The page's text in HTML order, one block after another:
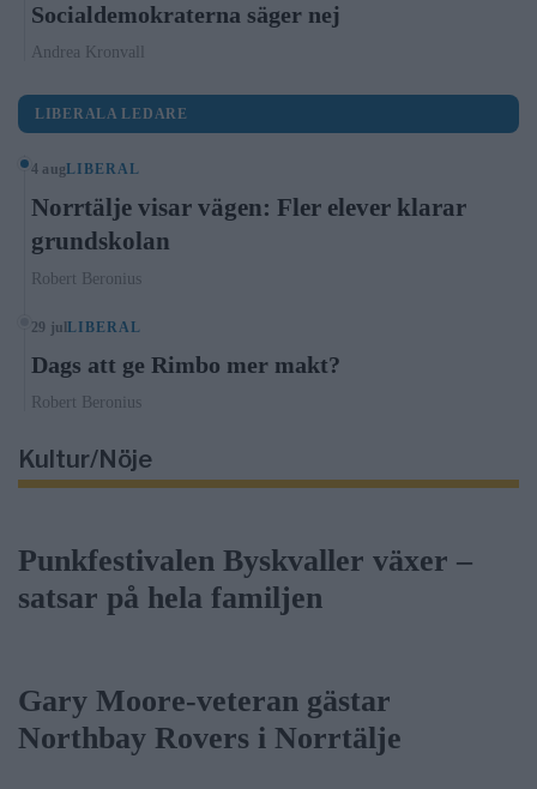
Socialdemokraterna säger nej
Andrea Kronvall
LIBERALA LEDARE
4 augLIBERAL
Norrtälje visar vägen: Fler elever klarar
grundskolan
Robert Beronius
29 julLIBERAL
Dags att ge Rimbo mer makt?
Robert Beronius
Kultur/Nöje
Punkfestivalen Byskvaller växer –
satsar på hela familjen
Gary Moore-veteran gästar
Northbay Rovers i Norrtälje